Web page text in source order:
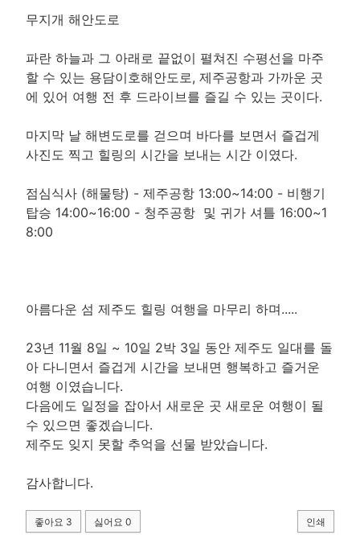
무지개 해안도로
파란 하늘과 그 아래로 끝없이 펼쳐진 수평선을 마주
할 수 있는 용담이호해안도로, 제주공항과 가까운 곳
에 있어 여행 전 후 드라이브를 즐길 수 있는 곳이다.
마지막 날 해변도로를 걷으며 바다를 보면서 즐겁게
사진도 찍고 힐링의 시간을 보내는 시간 이였다.
점심식사 (해물탕) - 제주공항 13:00~14:00 - 비행기
탑승 14:00~16:00 - 청주공항 및 귀가 셔틀 16:00~1
8:00
아름다운 섬 제주도 힐링 여행을 마무리 하며.....
23년 11월 8일 ~ 10일 2박 3일 동안 제주도 일대를 돌
아 다니면서 즐겁게 시간을 보내면 행복하고 즐거운
여행 이였습니다.
다음에도 일정을 잡아서 새로운 곳 새로운 여행이 될
수 있으면 좋겠습니다.
제주도 잊지 못할 추억을 선물 받았습니다.
감사합니다.
좋아요 3 싫어요 0 인쇄